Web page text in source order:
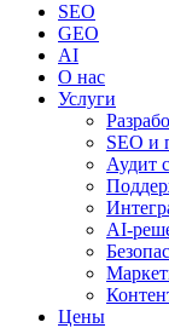
SEO
GEO
AI
О нас
Услуги
SEO и
Аудит
AI-
Цены